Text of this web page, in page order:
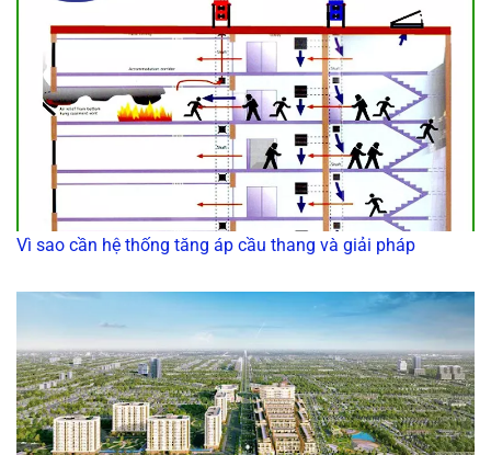
Vì sao cần hệ thống tăng áp cầu thang và giải pháp